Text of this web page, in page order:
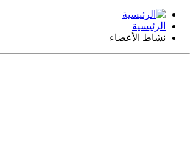
الرئيسية
نشاط الأعضاء